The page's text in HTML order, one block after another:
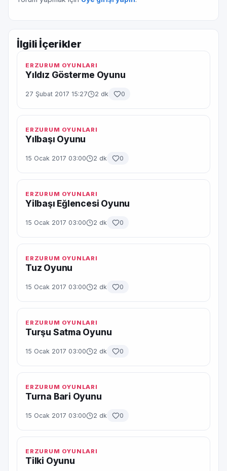
İlgili İçerikler
ERZURUM OYUNLARI
Yıldız Gösterme Oyunu
27 Şubat 2017 15:27 2 dk 0
ERZURUM OYUNLARI
Yılbaşı Oyunu
15 Ocak 2017 03:00 2 dk 0
ERZURUM OYUNLARI
Yilbaşı Eğlencesi Oyunu
15 Ocak 2017 03:00 2 dk 0
ERZURUM OYUNLARI
Tuz Oyunu
15 Ocak 2017 03:00 2 dk 0
ERZURUM OYUNLARI
Turşu Satma Oyunu
15 Ocak 2017 03:00 2 dk 0
ERZURUM OYUNLARI
Turna Bari Oyunu
15 Ocak 2017 03:00 2 dk 0
ERZURUM OYUNLARI
Tilki Oyunu